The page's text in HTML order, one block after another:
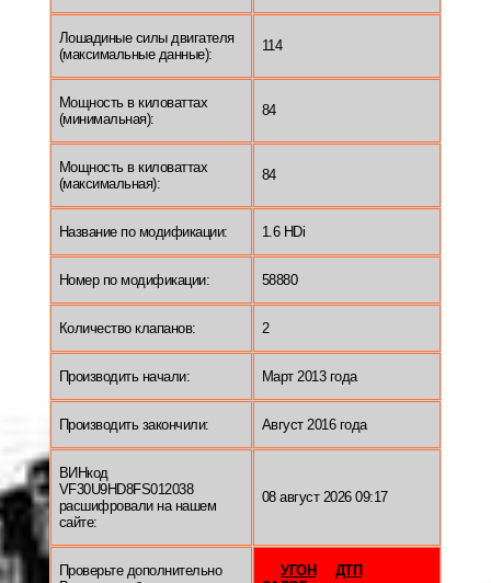
Лошадиные силы двигателя
(максимальные данные):
114
Мощность в киловаттах
(минимальная):
84
Мощность в киловаттах
(максимальная):
84
Название по модификации: 1.6 HDi
Номер по модификации: 58880
Количество клапанов: 2
Производить начали: Март 2013 года
Производить закончили: Август 2016 года
ВИНкод
VF30U9HD8FS012038
расшифровали на нашем
сайте:
08 август 2026 09:17
Проверьте дополнительно
УГОН
ДТП